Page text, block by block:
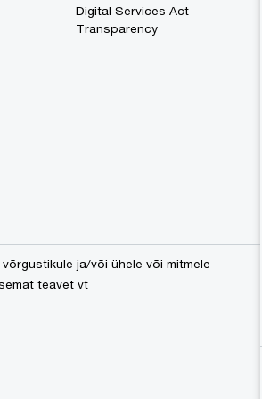
Digital Services Act
Transparency
ja/või ühele või mitmele
teavet vt